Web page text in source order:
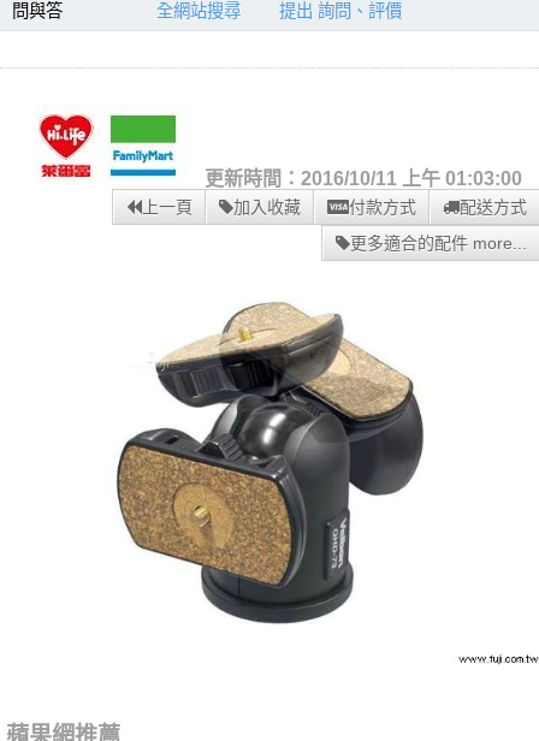
問與答 全網站搜尋 提出 詢問、評價
更新時間：2016/10/11 上午 01:03:00
上一頁 加入收藏 付款方式
配送方式
更多適合的配件 more...
蘋果網推薦